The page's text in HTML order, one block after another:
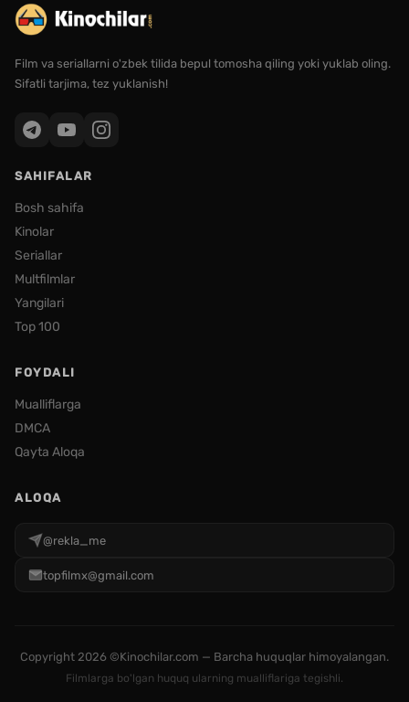
Film va seriallarni o'zbek tilida bepul tomosha qiling yoki yuklab oling.
Sifatli tarjima, tez yuklanish!
SAHIFALAR
Bosh sahifa
Kinolar
Seriallar
Multfilmlar
Yangilari
Top 100
FOYDALI
Mualliflarga
DMCA
Qayta Aloqa
ALOQA
@rekla_me
topfilmx@gmail.com
Copyright 2026 ©Kinochilar.com — Barcha huquqlar himoyalangan.
Filmlarga bo'lgan huquq ularning mualliflariga tegishli.